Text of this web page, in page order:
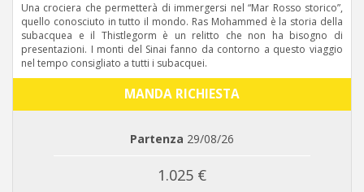
Una crociera che permetterà di immergersi nel “Mar Rosso storico”,
quello conosciuto in tutto il mondo. Ras Mohammed è la storia della
subacquea e il Thistlegorm è un relitto che non ha bisogno di
presentazioni. I monti del Sinai fanno da contorno a questo viaggio
nel tempo consigliato a tutti i subacquei.
MANDA RICHIESTA
Partenza 29/08/26
1.025 €